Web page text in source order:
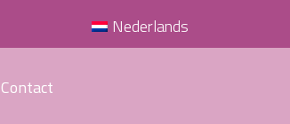
Nederlands
Contact